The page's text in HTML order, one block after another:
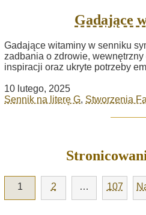
Gadające
Gadające witaminy w senniku
zadbania o zdrowie, wewnętrzny
inspiracji oraz ukryte potrzeby
10 lutego, 2025
Sennik na literę G, Stworzenia
1 2 … 107